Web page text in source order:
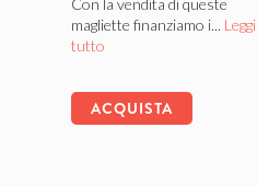
Con la vendita di queste
magliette finanziamo i... Leggi
tutto
ACQUISTA